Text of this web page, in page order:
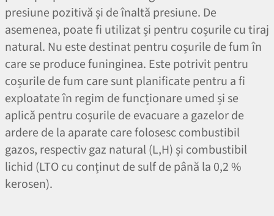
presiune pozitivă și de înaltă presiune. De
asemenea, poate fi utilizat și pentru coșurile cu tiraj
natural. Nu este destinat pentru coșurile de fum în
care se produce funinginea. Este potrivit pentru
coșurile de fum care sunt planificate pentru a fi
exploatate în regim de funcționare umed și se
aplică pentru coșurile de evacuare a gazelor de
ardere de la aparate care folosesc combustibil
gazos, respectiv gaz natural (L,H) și combustibil
lichid (LTO cu conținut de sulf de până la 0,2 %
kerosen).